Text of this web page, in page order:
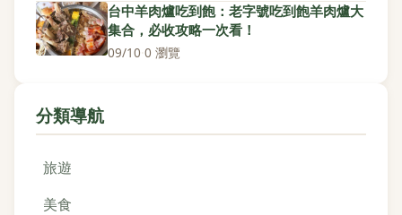
台中羊肉爐吃到飽：老字號吃到飽羊肉爐大
集合，必收攻略一次看！
09/10·0 瀏覽
分類導航
旅遊
美食